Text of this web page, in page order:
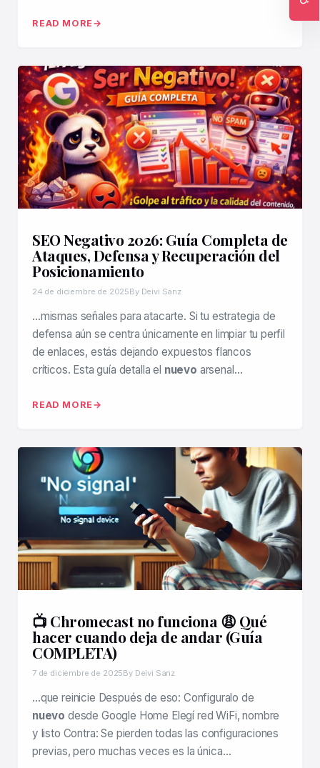
READ MORE
SEO Negativo 2026: Guía Completa de
Ataques, Defensa y Recuperación del
Posicionamiento
24 de diciembre de 2025By Deivi Sanz
…mismas señales para atacarte. Si tu estrategia de
defensa aún se centra únicamente en limpiar tu perfil
de enlaces, estás dejando expuestos flancos
críticos. Esta guía detalla el nuevo arsenal…
READ MORE
📺 Chromecast no funciona 😩 Qué
hacer cuando deja de andar (Guía
COMPLETA)
7 de diciembre de 2025By Deivi Sanz
…que reinicie Después de eso: Configuralo de
nuevo desde Google Home Elegí red WiFi, nombre
y listo Contra: Se pierden todas las configuraciones
previas, pero muchas veces es la única…